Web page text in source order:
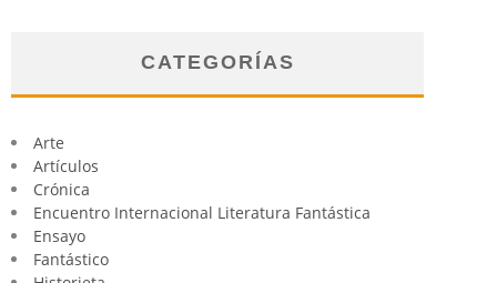
CATEGORÍAS
Arte
Artículos
Crónica
Encuentro Internacional Literatura Fantástica
Ensayo
Fantástico